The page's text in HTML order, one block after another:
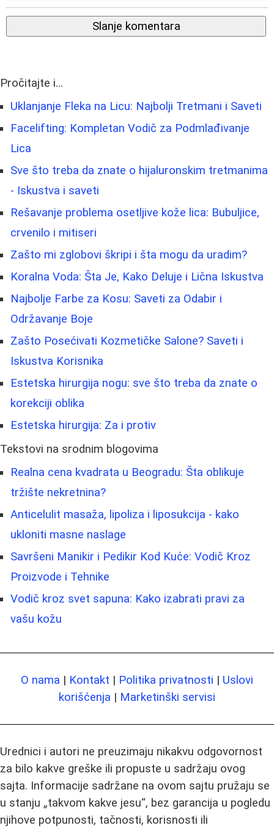
Slanje komentara
Pročitajte i...
Uklanjanje Fleka na Licu: Najbolji Tretmani i Saveti
Facelifting: Kompletan Vodič za Podmlađivanje
Lica
Sve što treba da znate o hijaluronskim tretmanima
- Iskustva i saveti
Rešavanje problema osetljive kože lica: Bubuljice,
crvenilo i mitiseri
Zašto mi zglobovi škripi i šta mogu da uradim?
Koralna Voda: Šta Je, Kako Deluje i Lična Iskustva
Najbolje Farbe za Kosu: Saveti za Odabir i
Održavanje Boje
Zašto Posećivati Kozmetičke Salone? Saveti i
Iskustva Korisnika
Estetska hirurgija nogu: sve što treba da znate o
korekciji oblika
Estetska hirurgija: Za i protiv
Tekstovi na srodnim blogovima
Realna cena kvadrata u Beogradu: Šta oblikuje
tržište nekretnina?
Anticelulit masaža, lipoliza i liposukcija - kako
ukloniti masne naslage
Savršeni Manikir i Pedikir Kod Kuće: Vodič Kroz
Proizvode i Tehnike
Vodič kroz svet sapuna: Kako izabrati pravi za
vašu kožu
O nama | Kontakt | Politika privatnosti | Uslovi
korišćenja | Marketinški servisi
Urednici i autori ne preuzimaju nikakvu odgovornost
za bilo kakve greške ili propuste u sadržaju ovog
sajta. Informacije sadržane na ovom sajtu pružaju se
u stanju „takvom kakve jesu“, bez garancija u pogledu
njihove potpunosti, tačnosti, korisnosti ili